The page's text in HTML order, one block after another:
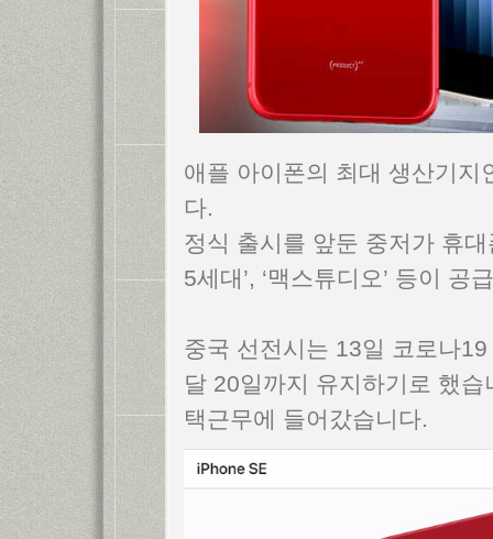
애플 아이폰의 최대 생산기지
다.
정식 출시를 앞둔 중저가 휴
5세대’, ‘맥스튜디오’ 등이
중국 선전시는 13일 코로나
달 20일까지 유지하기로 했
택근무에 들어갔습니다.